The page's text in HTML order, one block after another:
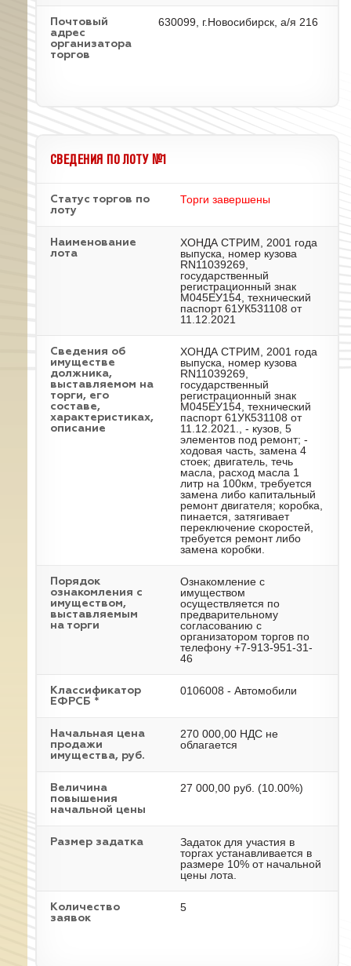
Почтовый
адрес
организатора
торгов
630099, г.Новосибирск, а/я 216
СВЕДЕНИЯ ПО ЛОТУ №1
Статус торгов по
лоту
Торги завершены
Наименование
лота
ХОНДА СТРИМ, 2001 года
выпуска, номер кузова
RN11039269,
государственный
регистрационный знак
М045ЕУ154, технический
паспорт 61УК531108 от
11.12.2021
Cведения об
имуществе
должника,
выставляемом на
торги, его
составе,
характеристиках,
описание
ХОНДА СТРИМ, 2001 года
выпуска, номер кузова
RN11039269,
государственный
регистрационный знак
М045ЕУ154, технический
паспорт 61УК531108 от
11.12.2021., - кузов, 5
элементов под ремонт; -
ходовая часть, замена 4
стоек; двигатель, течь
масла, расход масла 1
литр на 100км, требуется
замена либо капитальный
ремонт двигателя; коробка,
пинается, затягивает
переключение скоростей,
требуется ремонт либо
замена коробки.
Порядок
ознакомления с
имуществом,
выставляемым
на торги
Ознакомление с
имуществом
осуществляется по
предварительному
согласованию с
организатором торгов по
телефону +7-913-951-31-
46
Классификатор
ЕФРСБ *
0106008 - Автомобили
Начальная цена
продажи
имущества, руб.
270 000,00 НДС не
облагается
Величина
повышения
начальной цены
27 000,00 руб. (10.00%)
Размер задатка
Задаток для участия в
торгах устанавливается в
размере 10% от начальной
цены лота.
Количество
заявок
5